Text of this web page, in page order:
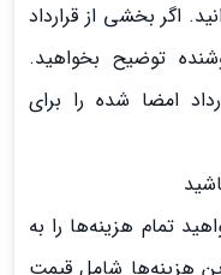
اگر بخشی از قرارداد
توضیح بخواهید.
امضا شده را برای
تمام هزینه‌ها را به
هزینه‌ها شامل قیمت